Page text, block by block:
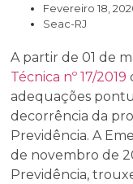
Fevereiro 18,
Seac-RJ
A partir de 01 de
Técnica nº 17/2019
adequações
decorrência da
Previdência. A
de novembro de
Previdência,